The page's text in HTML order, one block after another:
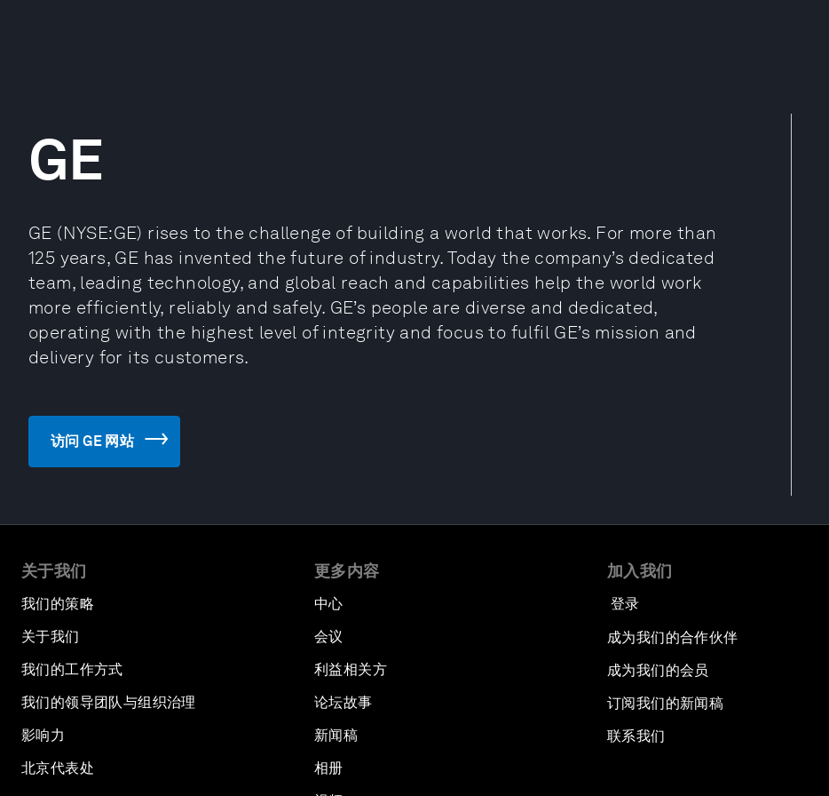
GE
GE (NYSE:GE) rises to the challenge of building a world that works. For more than
125 years, GE has invented the future of industry. Today the company’s dedicated
team, leading technology, and global reach and capabilities help the world work
more efficiently, reliably and safely. GE’s people are diverse and dedicated,
operating with the highest level of integrity and focus to fulfil GE’s mission and
delivery for its customers.
访问 GE 网站
关于我们
我们的策略
关于我们
我们的工作方式
我们的领导团队与组织治理
影响力
北京代表处
更多内容
中心
会议
利益相关方
论坛故事
新闻稿
相册
加入我们
登录
成为我们的合作伙伴
成为我们的会员
订阅我们的新闻稿
联系我们